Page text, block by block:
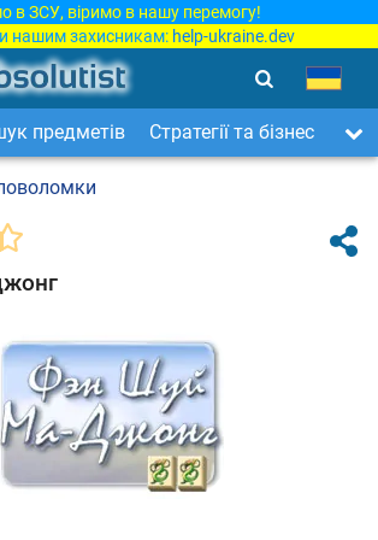
в ЗСУ, віримо в нашу перемогу!
нашим захисникам: help-ukraine.dev
предметів Стратегії та бізнес